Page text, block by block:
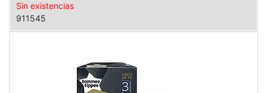
Sin existencias
911545